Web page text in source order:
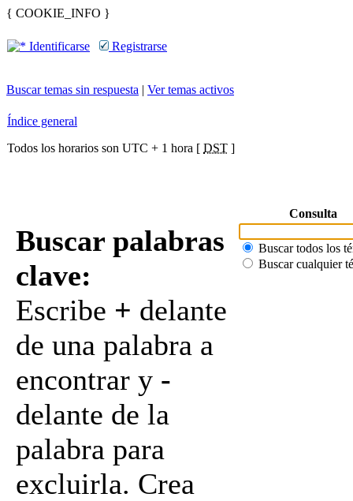
{ COOKIE_INFO }
Identificarse Registrarse
Buscar temas sin respuesta | Ver temas activos
Índice general
Todos los horarios son UTC + 1 hora [ DST ]
Consulta
Buscar palabras
clave:
Escribe + delante
de una palabra a
encontrar y -
delante de la
palabra para
excluirla. Crea
Buscar todos los
Buscar cualquier